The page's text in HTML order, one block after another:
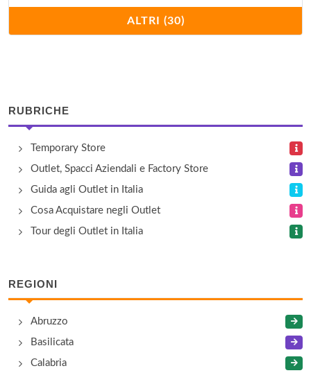
Calzaturificio Campanile
via Napoli 244, Arzano
Camiceria Mr. Conte
via Ugo Foscolo 32, Casoria
Camomilla Fineserie
via Benedetto Croce 6, Napoli
Cooperativa Pastai Gragnanesi
via Giovanni della Rocca 20, Gragnano
ALTRI (30)
RUBRICHE
Temporary Store
Outlet, Spacci Aziendali e Factory Store
Guida agli Outlet in Italia
Cosa Acquistare negli Outlet
Tour degli Outlet in Italia
REGIONI
Abruzzo
Basilicata
Calabria